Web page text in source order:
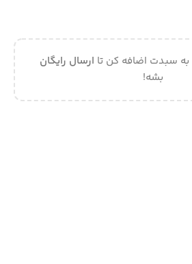
به سبدت اضافه کن تا ارسال رایگان
بشه!